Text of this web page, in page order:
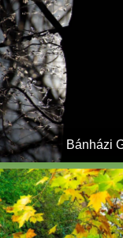
Bánházi